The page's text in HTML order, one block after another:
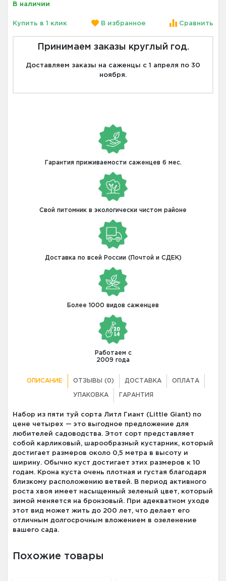
В наличии
Купить в 1 клик В избранное Сравнить
Принимаем заказы круглый год.
Доставляем заказы на саженцы с 1 апреля по 30
ноября.
Гарантия приживаемости саженцев 6 мес.
Свой питомник в экологически чистом районе
Доставка по всей России (Почтой и СДЕК)
Более 1000 видов саженцев
Работаем с
2009 года
ОПИСАНИЕ ОТЗЫВЫ (0) ДОСТАВКА ОПЛАТА
УПАКОВКА ГАРАНТИЯ
Набор из пяти туй сорта Литл Гиант (Little Giant) по
цене четырех — это выгодное предложение для
любителей садоводства. Этот сорт представляет
собой карликовый, шарообразный кустарник, который
достигает размеров около 0,5 метра в высоту и
ширину. Обычно куст достигает этих размеров к 10
годам. Крона куста очень плотная и густая благодаря
близкому расположению ветвей. В период активного
роста хвоя имеет насыщенный зеленый цвет, который
зимой меняется на бронзовый. При адекватном уходе
этот вид может жить до 200 лет, что делает его
отличным долгосрочным вложением в озеленение
вашего сада.
Похожие товары